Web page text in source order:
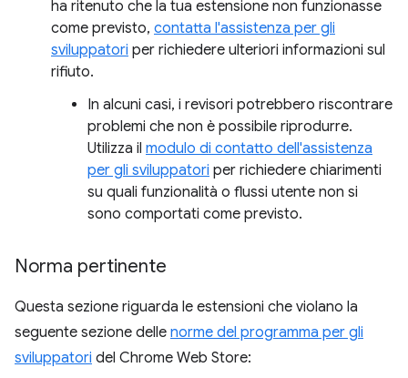
ha ritenuto che la tua estensione non funzionasse
come previsto, contatta l'assistenza per gli
sviluppatori per richiedere ulteriori informazioni sul
rifiuto.
In alcuni casi, i revisori potrebbero riscontrare
problemi che non è possibile riprodurre.
Utilizza il modulo di contatto dell'assistenza
per gli sviluppatori per richiedere chiarimenti
su quali funzionalità o flussi utente non si
sono comportati come previsto.
Norma pertinente
Questa sezione riguarda le estensioni che violano la
seguente sezione delle norme del programma per gli
sviluppatori del Chrome Web Store: